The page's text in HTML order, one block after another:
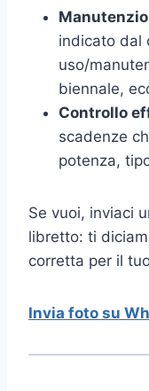
indicato dal
uso/
biennale,
Controllo
scadenze
potenza,
Se vuoi, inviaci
libretto: ti
corretta per il
Invia foto su